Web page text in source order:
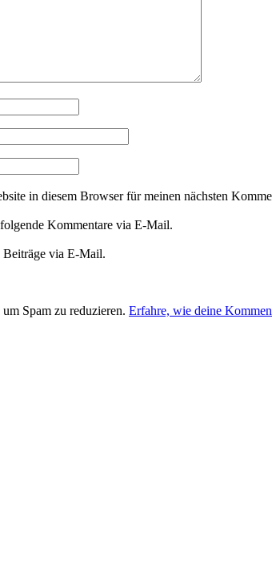
in diesem Browser für meinen nächsten
Kommentare via E-Mail.
Beiträge via E-Mail.
Spam zu reduzieren. Erfahre, wie deine